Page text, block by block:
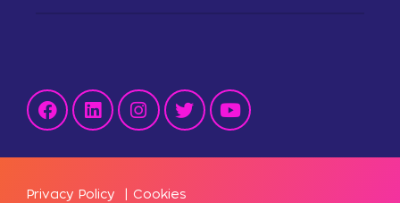
Privacy Policy Cookies